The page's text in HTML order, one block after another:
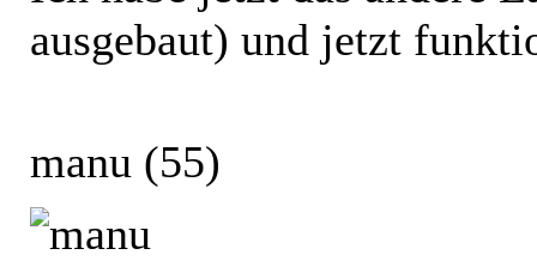
ausgebaut) und jetzt
manu (55)